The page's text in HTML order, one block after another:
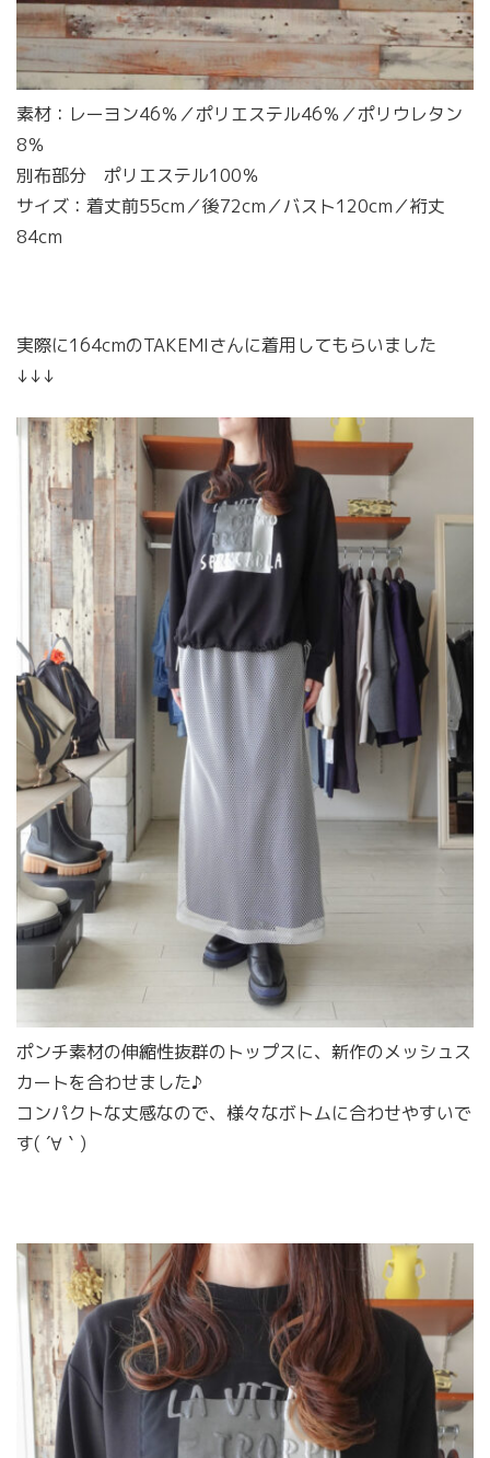
素材：レーヨン46％／ポリエステル46％／ポリウレタン
8％
別布部分 ポリエステル100％
サイズ：着丈前55cm／後72cm／バスト120cm／裄丈
84cm
実際に164cmのTAKEMIさんに着用してもらいました
↓↓↓
ポンチ素材の伸縮性抜群のトップスに、新作のメッシュス
カートを合わせました♪
コンパクトな丈感なので、様々なボトムに合わせやすいで
す( ´∀｀)